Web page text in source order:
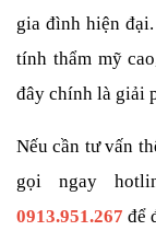
gia đình hiện
tính thẩm mỹ
đây chính là giải
Nếu cần tư vấn
gọi ngay
0913.951.267 để